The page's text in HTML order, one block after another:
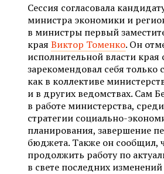
Сессия согласовала
министра экономики и
в министры первый
края Виктор Томенко. Он
исполнительной власти
зарекомендовал себя
как в коллективе
и в других ведомствах. Сам
в работе министерства,
стратегии социально-
планирования, завершение
бюджета. Также он сообщил,
продолжить работу по
в свете последних изменений